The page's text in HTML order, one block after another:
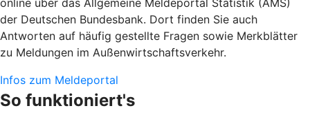
online über das Allgemeine Meldeportal Statistik (AMS)
der Deutschen Bundesbank. Dort finden Sie auch
Antworten auf häufig gestellte Fragen sowie Merkblätter
zu Meldungen im Außenwirtschaftsverkehr.
Infos zum Meldeportal
So funktioniert's